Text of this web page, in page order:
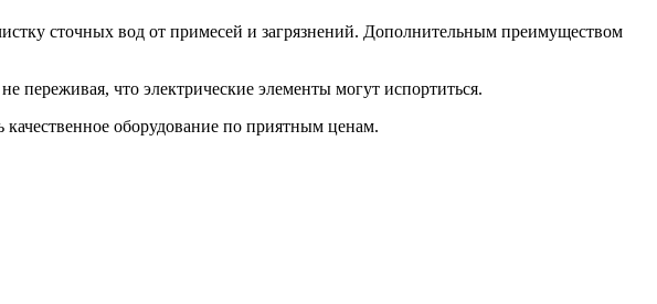
сточных вод от примесей и загрязнений. Дополнительным преимуществом
переживая, что электрические элементы могут испортиться.
оборудование по приятным ценам.